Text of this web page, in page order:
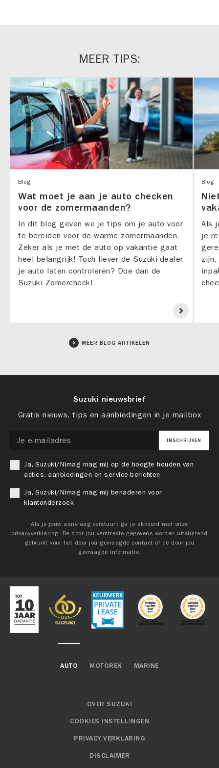
MEER TIPS:
Blog
Wat moet je aan je auto checken
voor de zomermaanden?
In dit blog geven we je tips om je auto voor
te bereiden voor de warme zomermaanden.
Zeker als je met de auto op vakantie gaat
heel belangrijk! Toch liever de Suzuki-dealer
je auto laten controleren? Doe dan de
Suzuki Zomercheck!
Blog
Als
je
zijn,
MEER BLOG ARTIKELEN
Suzuki nieuwsbrief
Gratis nieuws, tips en aanbiedingen in je mailbox
INSCHRIJVEN
Ja, Suzuki/Nimag mag mij op de hoogte houden van
acties, aanbiedingen en service-berichten
Ja, Suzuki/Nimag mag mij benaderen voor
klantonderzoek
Als je jouw aanvraag verstuurt ga je akkoord met onze
privacyverklaring. De door jou verstrekte gegevens worden uitsluitend
gebruikt voor het door jou gevraagde contact of de door jou
gevraagde informatie.
AUTO MOTOREN MARINE
OVER SUZUKI
COOKIES INSTELLINGEN
PRIVACY VERKLARING
DISCLAIMER